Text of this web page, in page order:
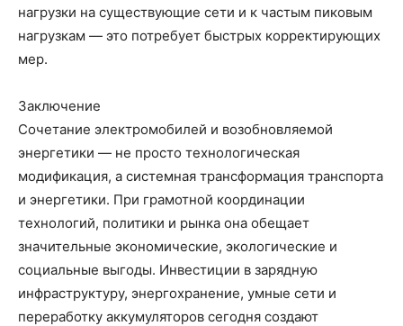
нагрузки на существующие сети и к частым пиковым
нагрузкам — это потребует быстрых корректирующих
мер.
Заключение
Сочетание электромобилей и возобновляемой
энергетики — не просто технологическая
модификация, а системная трансформация транспорта
и энергетики. При грамотной координации
технологий, политики и рынка она обещает
значительные экономические, экологические и
социальные выгоды. Инвестиции в зарядную
инфраструктуру, энергохранение, умные сети и
переработку аккумуляторов сегодня создают